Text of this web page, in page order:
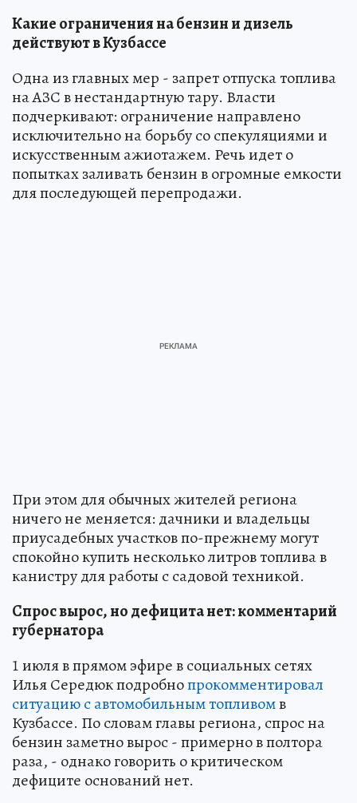
Какие ограничения на бензин и дизель
действуют в Кузбассе
Одна из главных мер - запрет отпуска топлива
на АЗС в нестандартную тару. Власти
подчеркивают: ограничение направлено
исключительно на борьбу со спекуляциями и
искусственным ажиотажем. Речь идет о
попытках заливать бензин в огромные емкости
для последующей перепродажи.
При этом для обычных жителей региона
ничего не меняется: дачники и владельцы
приусадебных участков по-прежнему могут
спокойно купить несколько литров топлива в
канистру для работы с садовой техникой.
Спрос вырос, но дефицита нет: комментарий
губернатора
1 июля в прямом эфире в социальных сетях
Илья Середюк подробнопрокомментировал
ситуацию с автомобильным топливомв
Кузбассе. По словам главы региона, спрос на
бензин заметно вырос - примерно в полтора
раза, - однако говорить о критическом
дефиците оснований нет.